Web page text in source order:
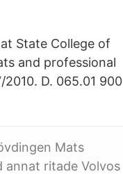
State College of
and professional
2010. D. 065.01 900
Mats
annat ritade Volvos